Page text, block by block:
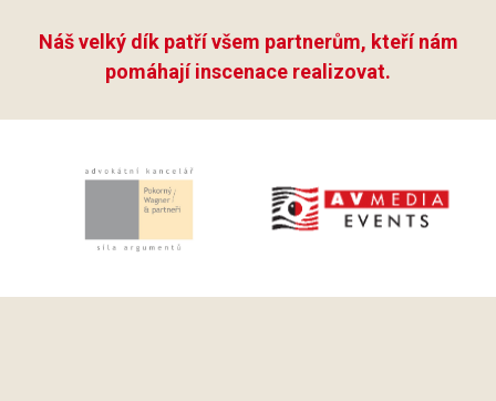
Náš velký dík patří všem partnerům, kteří nám
pomáhají inscenace realizovat.